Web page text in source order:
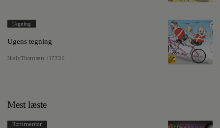
Tegning
Ugens tegning
Niels Thomsen / 17.7.26
Mest læste
Kommentar